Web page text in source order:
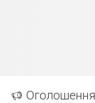
Оголошення